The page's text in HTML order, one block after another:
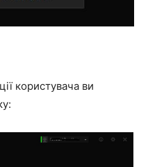
користувача ви